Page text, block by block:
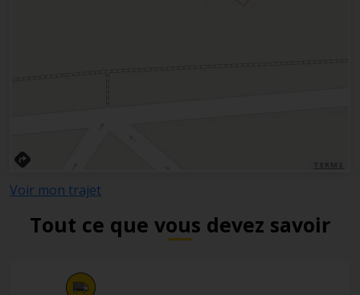
Voir mon trajet
Tout ce que vous devez savoir